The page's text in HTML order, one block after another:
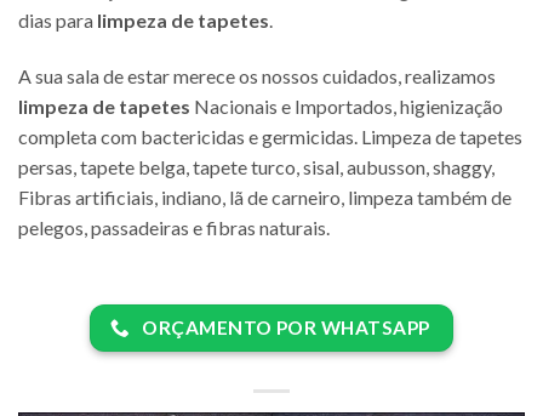
dias para limpeza de tapetes.
A sua sala de estar merece os nossos cuidados, realizamos
limpeza de tapetes Nacionais e Importados, higienização
completa com bactericidas e germicidas. Limpeza de tapetes
persas, tapete belga, tapete turco, sisal, aubusson, shaggy,
Fibras artificiais, indiano, lã de carneiro, limpeza também de
pelegos, passadeiras e fibras naturais.
ORÇAMENTO POR WHATSAPP